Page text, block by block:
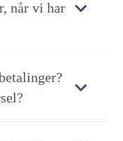
når vi har